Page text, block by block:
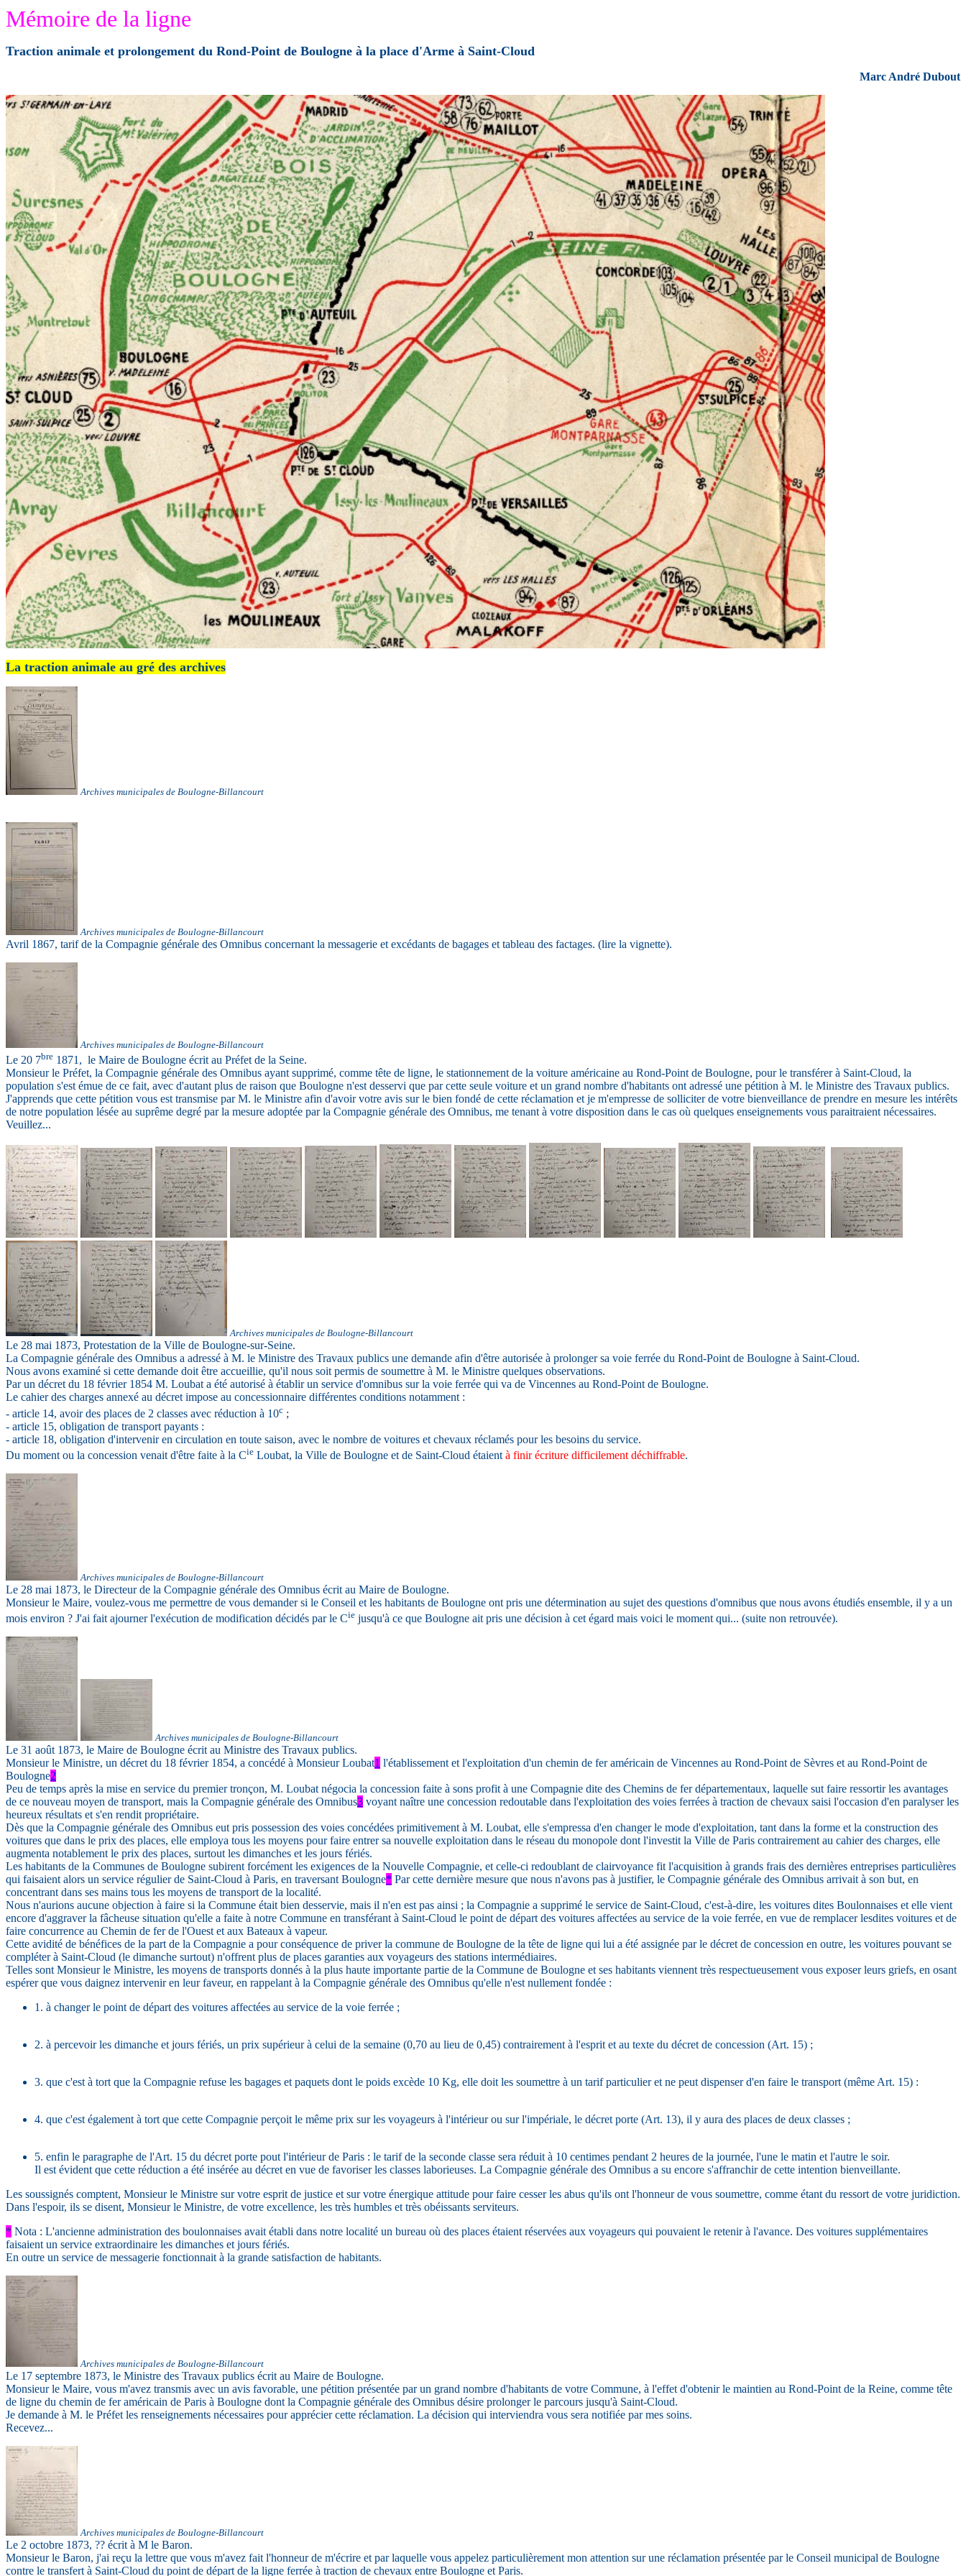
Mémoire de la ligne
Traction animale et prolongement du Rond-Point de Boulogne à la place d'Arme à Saint-Cloud
Marc André Dubout
La traction animale au gré des archives
Archives municipales de Boulogne-Billancourt
Archives municipales de Boulogne-Billancourt
Avril 1867, tarif de la Compagnie générale des Omnibus concernant la messagerie et excédants de bagages et tableau des factages. (lire la vignette).
Archives municipales de Boulogne-Billancourt
Le 20 7bre 1871, le Maire de Boulogne écrit au Préfet de la Seine.
Monsieur le Préfet, la Compagnie générale des Omnibus ayant supprimé, comme tête de ligne, le stationnement de la voiture américaine au Rond-Point de Boulogne, pour le transférer à Saint-Cloud, la
population s'est émue de ce fait, avec d'autant plus de raison que Boulogne n'est desservi que par cette seule voiture et un grand nombre d'habitants ont adressé une pétition à M. le Ministre des Travaux publics.
J'apprends que cette pétition vous est transmise par M. le Ministre afin d'avoir votre avis sur le bien fondé de cette réclamation et je m'empresse de solliciter de votre bienveillance de prendre en mesure les intérêts
de notre population lésée au suprême degré par la mesure adoptée par la Compagnie générale des Omnibus, me tenant à votre disposition dans le cas où quelques enseignements vous paraitraient nécessaires.
Veuillez...
Archives municipales de Boulogne-Billancourt
Le 28 mai 1873, Protestation de la Ville de Boulogne-sur-Seine.
La Compagnie générale des Omnibus a adressé à M. le Ministre des Travaux publics une demande afin d'être autorisée à prolonger sa voie ferrée du Rond-Point de Boulogne à Saint-Cloud.
Nous avons examiné si cette demande doit être accueillie, qu'il nous soit permis de soumettre à M. le Ministre quelques observations.
Par un décret du 18 février 1854 M. Loubat a été autorisé à établir un service d'omnibus sur la voie ferrée qui va de Vincennes au Rond-Point de Boulogne.
Le cahier des charges annexé au décret impose au concessionnaire différentes conditions notamment :
- article 14, avoir des places de 2 classes avec réduction à 10c ;
- article 15, obligation de transport payants :
- article 18, obligation d'intervenir en circulation en toute saison, avec le nombre de voitures et chevaux réclamés pour les besoins du service.
Du moment ou la concession venait d'être faite à la Cie Loubat, la Ville de Boulogne et de Saint-Cloud étaient à finir écriture difficilement déchiffrable.
Archives municipales de Boulogne-Billancourt
Le 28 mai 1873, le Directeur de la Compagnie générale des Omnibus écrit au Maire de Boulogne.
Monsieur le Maire, voulez-vous me permettre de vous demander si le Conseil et les habitants de Boulogne ont pris une détermination au sujet des questions d'omnibus que nous avons étudiés ensemble, il y a un
mois environ ? J'ai fait ajourner l'exécution de modification décidés par le Cie jusqu'à ce que Boulogne ait pris une décision à cet égard mais voici le moment qui... (suite non retrouvée).
Archives municipales de Boulogne-Billancourt
Le 31 août 1873, le Maire de Boulogne écrit au Ministre des Travaux publics.
Monsieur le Ministre, un décret du 18 février 1854, a concédé à Monsieur Loubat1 l'établissement et l'exploitation d'un chemin de fer américain de Vincennes au Rond-Point de Sèvres et au Rond-Point de
Boulogne2
Peu de temps après la mise en service du premier tronçon, M. Loubat négocia la concession faite à sons profit à une Compagnie dite des Chemins de fer départementaux, laquelle sut faire ressortir les avantages
de ce nouveau moyen de transport, mais la Compagnie générale des Omnibus3 voyant naître une concession redoutable dans l'exploitation des voies ferrées à traction de chevaux saisi l'occasion d'en paralyser les
heureux résultats et s'en rendit propriétaire.
Dès que la Compagnie générale des Omnibus eut pris possession des voies concédées primitivement à M. Loubat, elle s'empressa d'en changer le mode d'exploitation, tant dans la forme et la construction des
voitures que dans le prix des places, elle employa tous les moyens pour faire entrer sa nouvelle exploitation dans le réseau du monopole dont l'investit la Ville de Paris contrairement au cahier des charges, elle
augmenta notablement le prix des places, surtout les dimanches et les jours fériés.
Les habitants de la Communes de Boulogne subirent forcément les exigences de la Nouvelle Compagnie, et celle-ci redoublant de clairvoyance fit l'acquisition à grands frais des dernières entreprises particulières
qui faisaient alors un service régulier de Saint-Cloud à Paris, en traversant Boulogne* Par cette dernière mesure que nous n'avons pas à justifier, le Compagnie générale des Omnibus arrivait à son but, en
concentrant dans ses mains tous les moyens de transport de la localité.
Nous n'aurions aucune objection à faire si la Commune était bien desservie, mais il n'en est pas ainsi ; la Compagnie a supprimé le service de Saint-Cloud, c'est-à-dire, les voitures dites Boulonnaises et elle vient
encore d'aggraver la fâcheuse situation qu'elle a faite à notre Commune en transférant à Saint-Cloud le point de départ des voitures affectées au service de la voie ferrée, en vue de remplacer lesdites voitures et de
faire concurrence au Chemin de fer de l'Ouest et aux Bateaux à vapeur.
Cette avidité de bénéfices de la part de la Compagnie a pour conséquence de priver la commune de Boulogne de la tête de ligne qui lui a été assignée par le décret de concession en outre, les voitures pouvant se
compléter à Saint-Cloud (le dimanche surtout) n'offrent plus de places garanties aux voyageurs des stations intermédiaires.
Telles sont Monsieur le Ministre, les moyens de transports donnés à la plus haute importante partie de la Commune de Boulogne et ses habitants viennent très respectueusement vous exposer leurs griefs, en osant
espérer que vous daignez intervenir en leur faveur, en rappelant à la Compagnie générale des Omnibus qu'elle n'est nullement fondée :
1. à changer le point de départ des voitures affectées au service de la voie ferrée ;
2. à percevoir les dimanche et jours fériés, un prix supérieur à celui de la semaine (0,70 au lieu de 0,45) contrairement à l'esprit et au texte du décret de concession (Art. 15) ;
3. que c'est à tort que la Compagnie refuse les bagages et paquets dont le poids excède 10 Kg, elle doit les soumettre à un tarif particulier et ne peut dispenser d'en faire le transport (même Art. 15) :
4. que c'est également à tort que cette Compagnie perçoit le même prix sur les voyageurs à l'intérieur ou sur l'impériale, le décret porte (Art. 13), il y aura des places de deux classes ;
5. enfin le paragraphe de l'Art. 15 du décret porte pout l'intérieur de Paris : le tarif de la seconde classe sera réduit à 10 centimes pendant 2 heures de la journée, l'une le matin et l'autre le soir.
Il est évident que cette réduction a été insérée au décret en vue de favoriser les classes laborieuses. La Compagnie générale des Omnibus a su encore s'affranchir de cette intention bienveillante.
Les soussignés comptent, Monsieur le Ministre sur votre esprit de justice et sur votre énergique attitude pour faire cesser les abus qu'ils ont l'honneur de vous soumettre, comme étant du ressort de votre juridiction.
Dans l'espoir, ils se disent, Monsieur le Ministre, de votre excellence, les très humbles et très obéissants serviteurs.
* Nota : L'ancienne administration des boulonnaises avait établi dans notre localité un bureau où des places étaient réservées aux voyageurs qui pouvaient le retenir à l'avance. Des voitures supplémentaires
faisaient un service extraordinaire les dimanches et jours fériés.
En outre un service de messagerie fonctionnait à la grande satisfaction de habitants.
Archives municipales de Boulogne-Billancourt
Le 17 septembre 1873, le Ministre des Travaux publics écrit au Maire de Boulogne.
Monsieur le Maire, vous m'avez transmis avec un avis favorable, une pétition présentée par un grand nombre d'habitants de votre Commune, à l'effet d'obtenir le maintien au Rond-Point de la Reine, comme tête
de ligne du chemin de fer américain de Paris à Boulogne dont la Compagnie générale des Omnibus désire prolonger le parcours jusqu'à Saint-Cloud.
Je demande à M. le Préfet les renseignements nécessaires pour apprécier cette réclamation. La décision qui interviendra vous sera notifiée par mes soins.
Recevez...
Archives municipales de Boulogne-Billancourt
Le 2 octobre 1873, ?? écrit à M le Baron.
Monsieur le Baron, j'ai reçu la lettre que vous m'avez fait l'honneur de m'écrire et par laquelle vous appelez particulièrement mon attention sur une réclamation présentée par le Conseil municipal de Boulogne
contre le transfert à Saint-Cloud du point de départ de la ligne ferrée à traction de chevaux entre Boulogne et Paris.